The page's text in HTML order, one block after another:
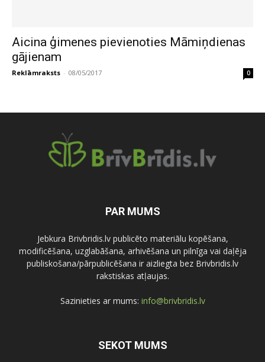
Aicina ģimenes pievienoties Māmiņdienas
gājienam
Reklāmraksts - 08/05/2017 0
PAR MUMS
Jebkura Brivbridis.lv publicēto materiālu kopēšana,
modificēšana, uzglabāšana, arhivēšana un pilnīga vai daļēja
publiskošana/pārpublicēšana ir aizliegta bez Brivbridis.lv
rakstiskas atļaujas.
Sazinieties ar mums: info@brivbridis.lv
SEKOT MUMS